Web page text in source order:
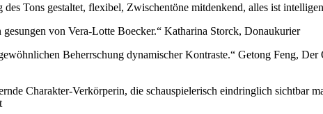
Tons gestaltet, flexibel, Zwischentöne mitdenkend, alles ist
von Vera-Lotte Boecker.“ Katharina Storck, Donaukurier
Beherrschung dynamischer Kontraste.“ Getong Feng, Der
Charakter-Verkörperin, die schauspielerisch eindringlich sichtbar